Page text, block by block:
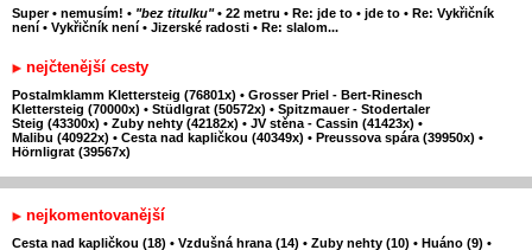
Super • nemusím! • "bez titulku" • 22 metru • Re: jde to • jde to • Re: Vykřičník
není • Vykřičník není • Jizerské radosti • Re: slalom...
nejčtenější cesty
Postalmklamm Klettersteig (76801x) • Grosser Priel - Bert-Rinesch
Klettersteig (70000x) • Stüdlgrat (50572x) • Spitzmauer - Stodertaler
Steig (43300x) • Zuby nehty (42182x) • JV stěna - Cassin (41423x) •
Malibu (40922x) • Cesta nad kapličkou (40349x) • Preussova spára (39950x) •
Hörnligrat (39567x)
nejkomentovanější
Cesta nad kapličkou (18) • Vzdušná hrana (14) • Zuby nehty (10) • Huáno (9) •